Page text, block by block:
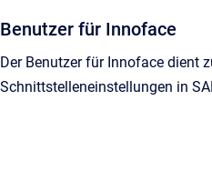
Benutzer für Innoface
Der Benutzer für Innoface dient
Schnittstelleneinstellungen in